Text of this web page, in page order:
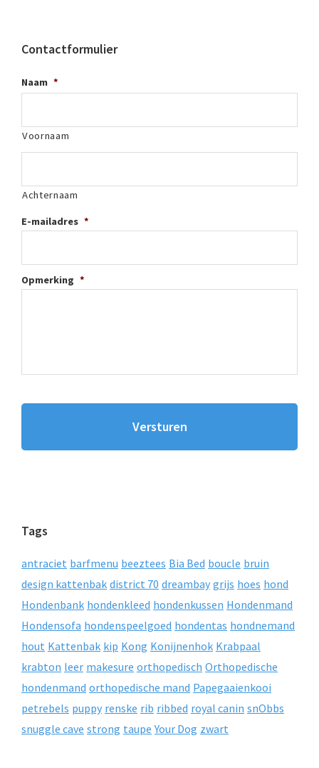
Contactformulier
Naam *
Voornaam
Achternaam
E-mailadres *
Opmerking *
Tags
antraciet barfmenu beeztees Bia Bed boucle bruin
design kattenbak district 70 dreambay grijs hoes hond
Hondenbank hondenkleed hondenkussen Hondenmand
Hondensofa hondenspeelgoed hondentas hondnemand
hout Kattenbak kip Kong Konijnenhok Krabpaal
krabton leer makesure orthopedisch Orthopedische
hondenmand orthopedische mand Papegaaienkooi
petrebels puppy renske rib ribbed royal canin snObbs
snuggle cave strong taupe Your Dog zwart